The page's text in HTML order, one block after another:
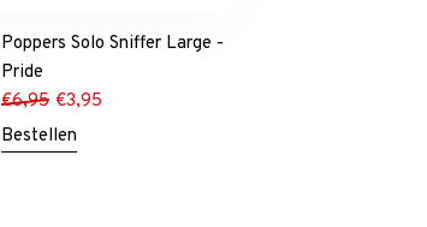
Poppers Solo Sniffer Large -
Pride
€6,95 €3,95
Bestellen